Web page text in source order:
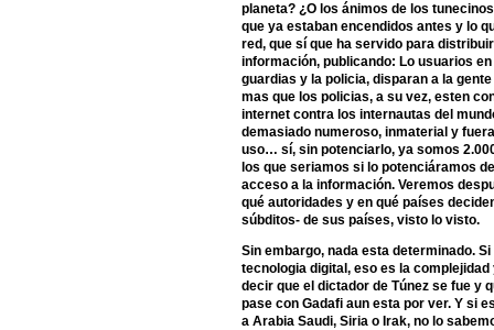
planeta? ¿O los ánimos de los
que ya estaban encendidos antes y lo
red, que sí que ha servido para
información, publicando: Lo usuarios
guardias y la policia, disparan a la
mas que los policias, a su vez, esten
internet contra los internautas del
demasiado numeroso, inmaterial y
uso… sí, sin potenciarlo, ya somos
los que seriamos si lo potenciáramos
acceso a la información. Veremos
qué autoridades y en qué países
súbditos- de sus países, visto lo visto.
Sin embargo, nada esta determinado.
tecnologia digital, eso es la
decir que el dictador de Túnez se fue y
pase con Gadafi aun esta por ver. Y si
a Arabia Saudi, Siria o Irak, no lo